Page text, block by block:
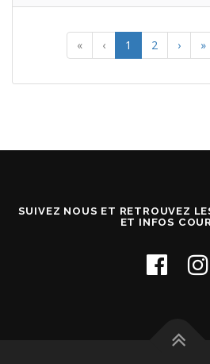
« ‹ 1 2 › »
SUIVEZ NOUS ET RETROUVEZ
ET INFOS